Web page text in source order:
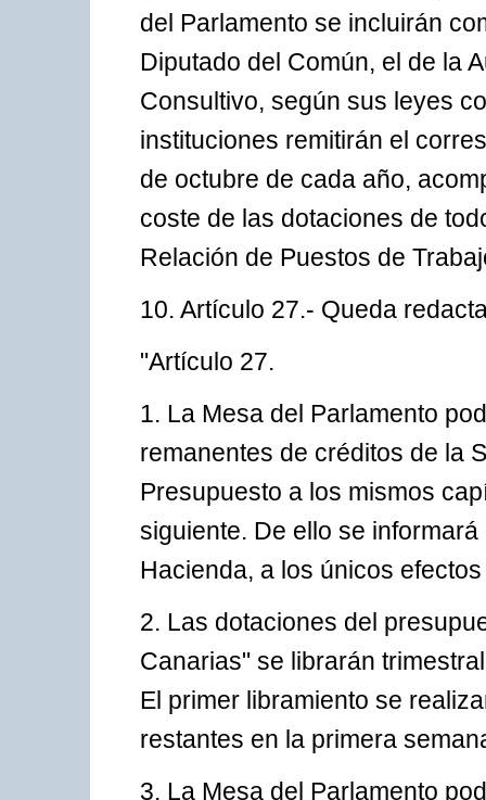
del Parlamento se incluirán
Diputado del Común, el de la
Consultivo, según sus leyes
instituciones remitirán el
de octubre de cada año,
coste de las dotaciones de
Relación de Puestos de
10. Artículo 27.- Queda
"Artículo 27.
1. La Mesa del Parlamento
remanentes de créditos de la
Presupuesto a los mismos
siguiente. De ello se
Hacienda, a los únicos
2. Las dotaciones del
Canarias" se librarán
El primer libramiento se
restantes en la primera
3. La Mesa del Parlamento